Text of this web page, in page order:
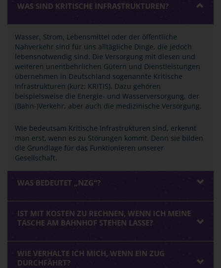
WAS SIND KRITISCHE INFRASTRUKTUREN?
Wasser, Strom, Lebensmittel oder der öffentliche
Nahverkehr sind für uns alltägliche Dinge, die jedoch
lebensnotwendig sind. Die Versorgung mit diesen und
weiteren unentbehrlichen Gütern und Dienstleistungen
übernehmen in Deutschland sogenannte Kritische
Infrastrukturen (kurz: KRITIS). Dazu gehören
beispielsweise die Energie- und Wasserversorgung, der
(Bahn-)Verkehr, aber auch die medizinische Versorgung.
Wie bedeutsam Kritische Infrastrukturen sind, erkennt
man erst, wenn es zu Störungen kommt. Denn sie bilden
die Grundlage für das Funktionieren unserer
Gesellschaft.
WAS BEDEUTET „NZG“?
IST MIT KOSTEN ZU RECHNEN, WENN ICH MEINE
TASCHE AM BAHNHOF STEHEN LASSE?
WIE VERHALTE ICH MICH, WENN EIN ZUG
DURCHFÄHRT?